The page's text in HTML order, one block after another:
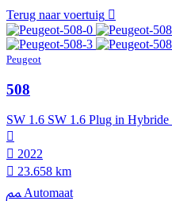
Terug naar voertuig
Peugeot
508
SW 1.6 SW 1.6 Plug in Hybride
2022
23.658 km
Automaat